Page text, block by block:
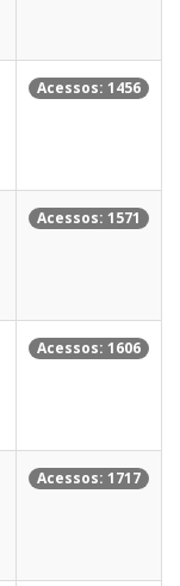
Acessos: 1456
Acessos: 1571
Acessos: 1606
Acessos: 1717